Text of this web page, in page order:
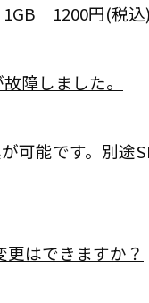
1200円(税込)
障しました。
可能です。別途
更はできますか？